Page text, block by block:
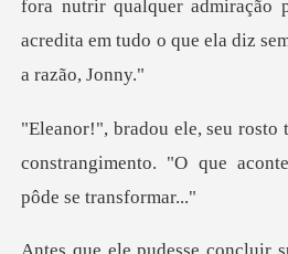
nutrir qualquer admiração
acredita em
constrangimento. "O que acon